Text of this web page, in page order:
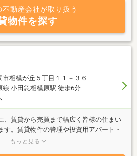
不動産会社が取り扱う
物件を探す
市相模が丘５丁目１１－３６
線 小田急相模原駅 徒歩6分
、賃貸から売買まで幅広く皆様の住まい
す。賃貸物件の管理や投資用アパート・
扱っておりますので不動産の事なら何で
もっと見る